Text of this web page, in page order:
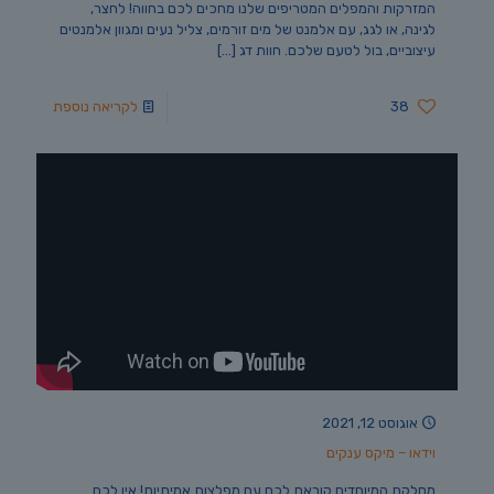
המזרקות והמפלים המטריפים שלנו מחכים לכם בחווה! לחצר,
לגינה, או לגג, עם אלמנט של מים זורמים, צליל נעים ומגוון אלמנטים
עיצוביים, בול לטעם שלכם. חוות דג […]
38 לקריאה נוספת
אוגוסט 12, 2021
וידאו – מיקס ענקים
מחלקת המיוחדים קוראת לכם עם מפלצות אמיתיות! אין לכם